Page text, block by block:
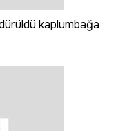
kaplumbağa